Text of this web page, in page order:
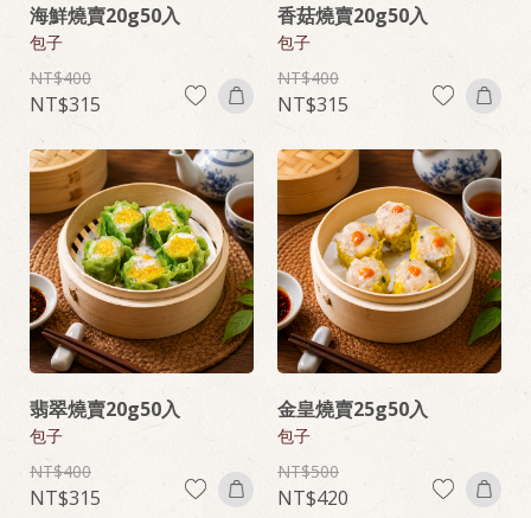
海鮮燒賣20g50入
包子
400
315
香菇燒賣20g50入
包子
400
315
翡翠燒賣20g50入
包子
400
315
金皇燒賣25g50入
包子
500
420